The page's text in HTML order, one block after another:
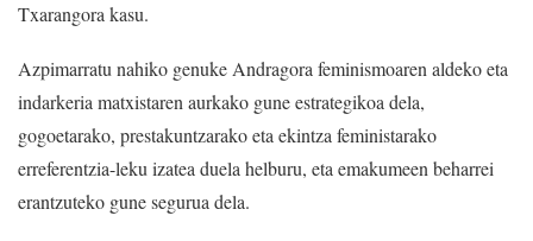
Txarangora kasu.
Azpimarratu nahiko genuke Andragora feminismoaren aldeko eta
indarkeria matxistaren aurkako gune estrategikoa dela,
gogoetarako, prestakuntzarako eta ekintza feministarako
erreferentzia-leku izatea duela helburu, eta emakumeen beharrei
erantzuteko gune segurua dela.